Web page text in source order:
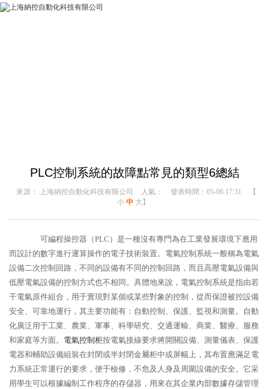
PLC控制系統的故障點常見的類型6總結
來源： 上海納控自動化科技有限公司 人氣： 發表時間：05-06 17:31
【
小 中 大 】
可編程操控器（PLC）是一種沒有專門為在工業發展環境下應用
而設計的數字進行運算操作的電子技術裝置。電氣控制系統一般稱為電氣
設備二次控制回路，不同的設備有不同的控制回路，而且高壓電氣設備與
低壓電氣設備的控制方式也不相同。具體地來說，電氣控制系統是指由若
干電氣原件組合，用于實現對某個或某些對象的控制，從而保證被控設備
安全、可靠地運行，其主要功能有：自動控制、保護、監視和測量。自動
化廣泛用于工業、農業、軍事、科學研究、交通運輸、商業、醫療、服務
和家庭等方面。 電氣控制柜按電氣接線要求將開關設備、測量儀表、保護
電器和輔助設備組裝在封閉或半封閉金屬柜中或屏幅上，其布置應滿足電
力系統正常運行的要求，便于檢修，不危及人身及周圍設備的安全。它采
用學生可以根據編制工作程序的存儲器，用來在其企業內部數據存儲管理